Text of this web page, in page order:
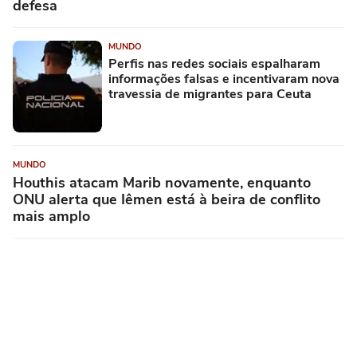
defesa
MUNDO
Perfis nas redes sociais espalharam
informações falsas e incentivaram nova
travessia de migrantes para Ceuta
MUNDO
Houthis atacam Marib novamente, enquanto
ONU alerta que Iêmen está à beira de conflito
mais amplo